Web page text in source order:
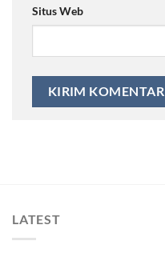
Situs Web
LATEST